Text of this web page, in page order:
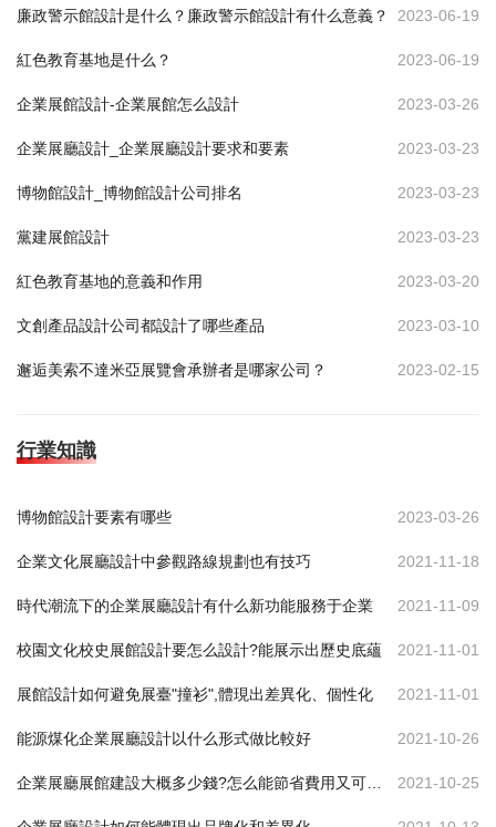
廉政警示館設計是什么？廉政警示館設計有什么意義？ 2023-06-19
紅色教育基地是什么？ 2023-06-19
企業展館設計-企業展館怎么設計 2023-03-26
企業展廳設計_企業展廳設計要求和要素 2023-03-23
博物館設計_博物館設計公司排名 2023-03-23
黨建展館設計 2023-03-23
紅色教育基地的意義和作用 2023-03-20
文創產品設計公司都設計了哪些產品 2023-03-10
邂逅美索不達米亞展覽會承辦者是哪家公司？ 2023-02-15
行業知識
博物館設計要素有哪些 2023-03-26
企業文化展廳設計中參觀路線規劃也有技巧 2021-11-18
時代潮流下的企業展廳設計有什么新功能服務于企業 2021-11-09
校園文化校史展館設計要怎么設計?能展示出歷史底蘊 2021-11-01
展館設計如何避免展臺"撞衫",體現出差異化、個性化 2021-11-01
能源煤化企業展廳設計以什么形式做比較好 2021-10-26
2021-10-25